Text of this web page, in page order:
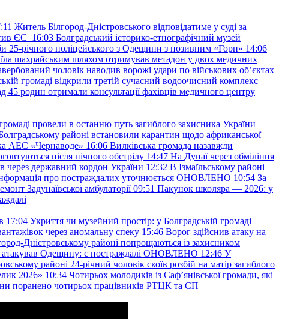
Житель Білгород-Дністровського відповідатиме у суді за
ЄС 16:03 Болградський історико-етнографічний музей
25-річного поліцейського з Одещини з позивним «Горн» 14:06
шахрайським шляхом отримував метадон у двох медичних
чоловік наводив ворожі удари по військових обʼєктах
громаді відкрили третій сучасний водоочисний комплекс
45 родин отримали консультації фахівців медичного центру
провели в останню путь загиблого захисника України
районі встановили карантин щодо африканської
АЕС «Чернаводе» 16:06 Вилківська громада назавжди
після нічного обстрілу 14:47 На Дунаї через обміління
через державний кордон України 12:32 В Ізмаїльському районі
про постраждалих уточнюється ОНОВЛЕНО 10:54 За
Задунаївської амбулаторії 09:51 Пакунок школяра — 2026: у
17:04 Укриття чи музейний простір: у Болградській громаді
через аномальну спеку 15:46 Ворог здійснив атаку на
Дністровському районі попрощаються із захисником
атакував Одещину: є постраждалі ОНОВЛЕНО 12:46 У
районі 24-річний чоловік скоїв розбій на матір загиблого
2026» 10:34 Чотирьох молодиків із Саф’янівської громади, які
поранено чотирьох працівників РТЦК та СП